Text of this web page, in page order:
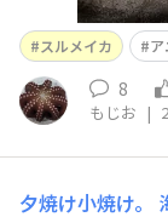
スルメイカ
8
もじお |
夕焼け小焼け。